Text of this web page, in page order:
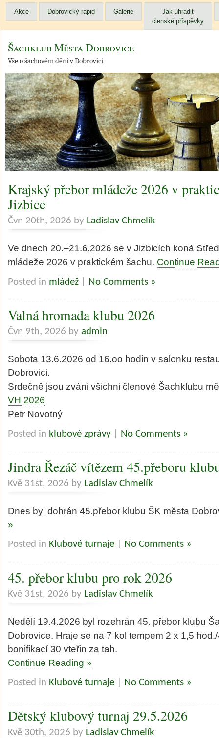
Akce Dobrovický rapid Galerie
Jak uhradit
členské příspěvky
Šachklub Města Dobrovice
Vše o šachovém dění v Dobrovici
Krajský přebor mládeže 2026 v
Jizbice
Čvn 20th, 2026 by Ladislav Chmelík
Ve dnech 20.–21.6.2026 se v Jizbicích koná
mládeže 2026 v praktickém šachu. Continue
Posted in mládež No Comments »
Valná hromada klubu 2026
Čvn 9th, 2026 by admin
Sobota 13.6.2026 od 16.oo hodin v salonku
Dobrovici.
Srdečně jsou zváni všichni členové Šachklubu
VH 2026
Petr Novotný
Posted in klubové zprávy No Comments »
Jindra Řezáč vítězem 45.přeboru
Kvě 31st, 2026 by Ladislav Chmelík
Dnes byl dohrán 45.přebor klubu ŠK města
»
Posted in Klubové turnaje No Comments »
45. přebor klubu pro rok 2026
Kvě 31st, 2026 by Ladislav Chmelík
Nedělí 19.4.2026 byl rozehrán 45. přebor klubu
Dobrovice. Hraje se na 7 kol tempem 2 x 1,5
bonifikací 30 vteřin za tah.
Continue Reading »
Posted in Klubové turnaje No Comments »
Dětský klubový turnaj 29.5.2026
Kvě 30th, 2026 by Ladislav Chmelík